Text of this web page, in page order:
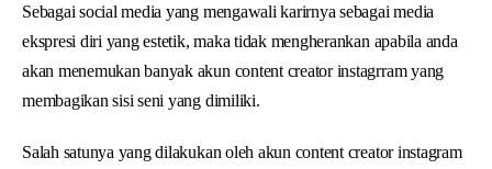
Sebagai social media yang mengawali karirnya sebagai media
ekspresi diri yang estetik, maka tidak mengherankan apabila anda
akan menemukan banyak akun content creator instagrram yang
membagikan sisi seni yang dimiliki.
Salah satunya yang dilakukan oleh akun content creator instagram